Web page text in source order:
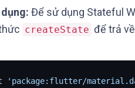
Để sử dụng Stateful
createState để trả
'package:flutter/